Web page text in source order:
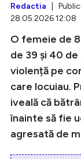
Redactia |
28.05.2026 12:08
O femeie de
de 39 şi 40
violență pe
care locuiau.
iveală că
înainte să fie
agresată de